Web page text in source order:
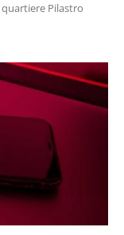
Pilastro